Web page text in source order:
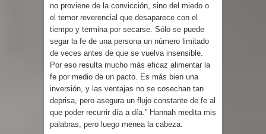
no proviene de la convicción, sino del miedo o
el temor reverencial que desaparece con el
tiempo y termina por secarse. Sólo se puede
segar la fe de una persona un número limitado
de veces antes de que se vuelva insensible.
Por eso resulta mucho más eficaz alimentar la
fe por medio de un pacto. Es más bien una
inversión, y las ventajas no se cosechan tan
deprisa, pero asegura un flujo constante de fe al
que poder recurrir día a día.” Hannah medita mis
palabras, pero luego menea la cabeza.